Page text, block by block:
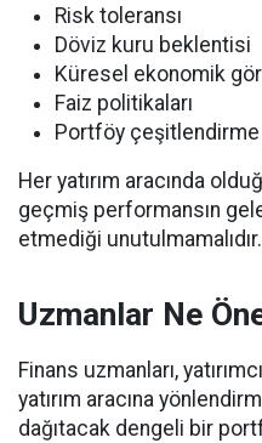
Risk toleransı
Döviz kuru beklentisi
Küresel ekonomik
Faiz politikaları
Portföy çeşitlendirme
Her yatırım aracında
geçmiş performansın
etmediği unutulmamalıdır.
Uzmanlar Ne
Finans uzmanları,
yatırım aracına
dağıtacak dengeli bir